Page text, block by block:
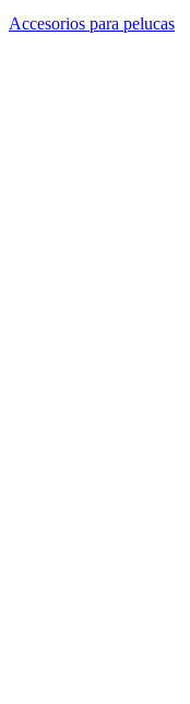
Accesorios para pelucas